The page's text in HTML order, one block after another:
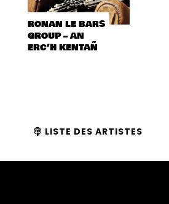
RONAN LE BARS
GROUP – AN
ERC’H KENTAÑ
LISTE DES ARTISTES